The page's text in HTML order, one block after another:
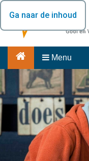
Ga naar de inhoud
Menu